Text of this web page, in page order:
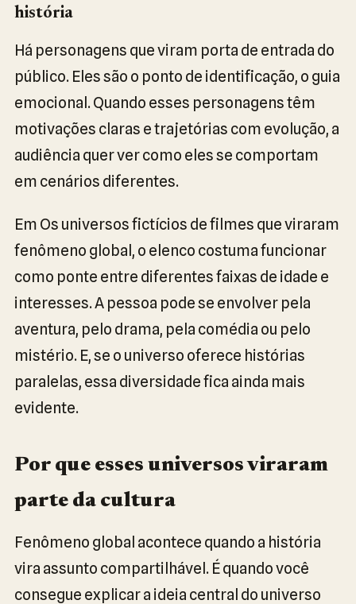
história
Há personagens que viram porta de entrada do
público. Eles são o ponto de identificação, o guia
emocional. Quando esses personagens têm
motivações claras e trajetórias com evolução, a
audiência quer ver como eles se comportam
em cenários diferentes.
Em Os universos fictícios de filmes que viraram
fenômeno global, o elenco costuma funcionar
como ponte entre diferentes faixas de idade e
interesses. A pessoa pode se envolver pela
aventura, pelo drama, pela comédia ou pelo
mistério. E, se o universo oferece histórias
paralelas, essa diversidade fica ainda mais
evidente.
Por que esses universos viraram
parte da cultura
Fenômeno global acontece quando a história
vira assunto compartilhável. É quando você
consegue explicar a ideia central do universo